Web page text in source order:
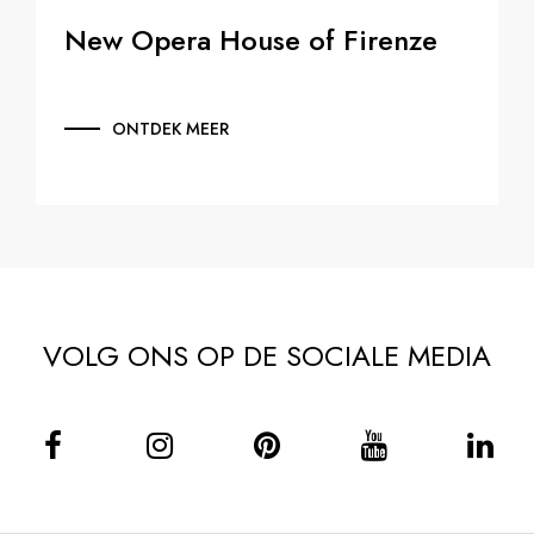
New Opera House of Firenze
ONTDEK MEER
VOLG ONS OP DE SOCIALE MEDIA